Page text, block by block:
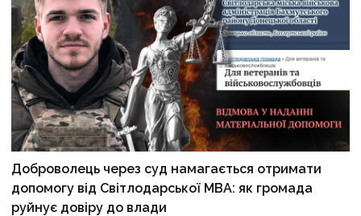
Доброволець через суд намагається отримати
допомогу від Світлодарської МВА: як громада
руйнує довіру до влади